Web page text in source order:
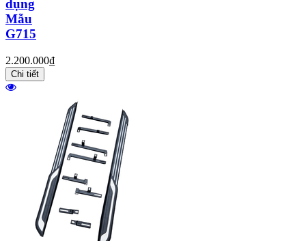
dụng
Mẫu
G715
2.200.000₫
Chi tiết